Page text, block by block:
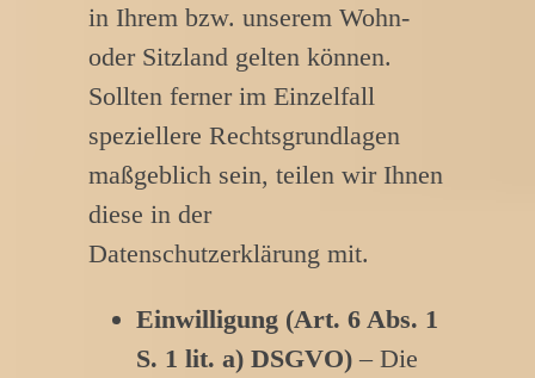
in Ihrem bzw. unserem Wohn-
oder Sitzland gelten können.
Sollten ferner im Einzelfall
speziellere Rechtsgrundlagen
maßgeblich sein, teilen wir Ihnen
diese in der
Datenschutzerklärung mit.
Einwilligung (Art. 6 Abs. 1
S. 1 lit. a) DSGVO) – Die